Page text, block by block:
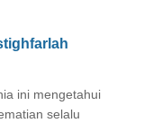
ini mengetahui
selalu